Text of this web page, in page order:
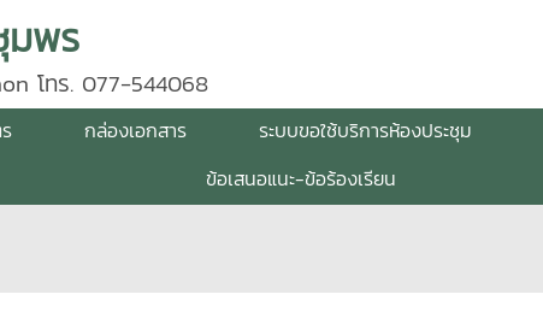
มพร
โทร. 077-544068
กล่องเอกสาร ระบบขอใช้บริการห้องประชุม
ข้อเสนอแนะ-ข้อร้องเรียน